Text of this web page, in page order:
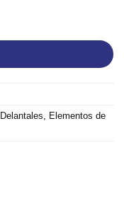
Delantales
Elementos de